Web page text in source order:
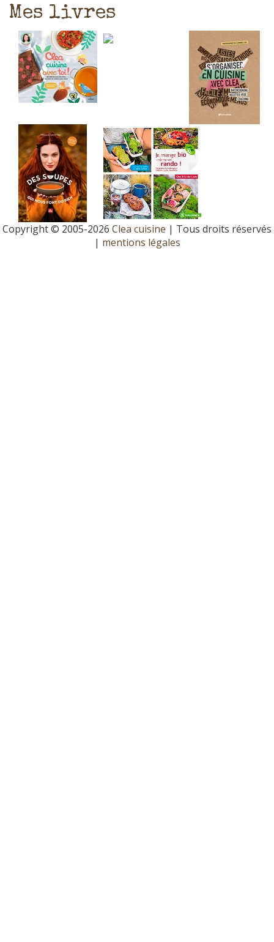
Mes livres
Copyright © 2005-2026 Clea cuisine | Tous droits réservés
| mentions légales